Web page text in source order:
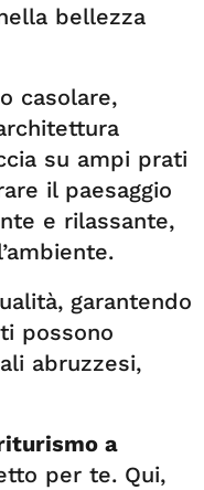
bellezza
casolare,
su ampi prati
il paesaggio
e rilassante,
garantendo
possono
abruzzesi,
a
per te. Qui,